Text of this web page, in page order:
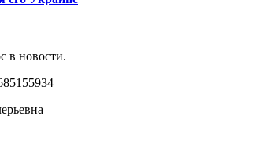
в новости.